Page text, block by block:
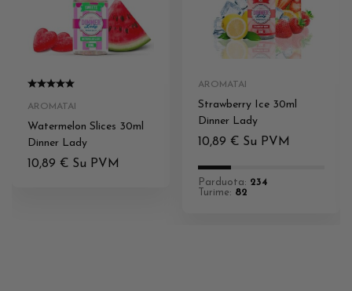
AROMATAI
Watermelon Slices 30ml
Dinner Lady
10,89 € Su PVM
AROMATAI
Strawberry Ice 30ml
Dinner Lady
10,89 € Su PVM
Parduota: 234
Turime: 82